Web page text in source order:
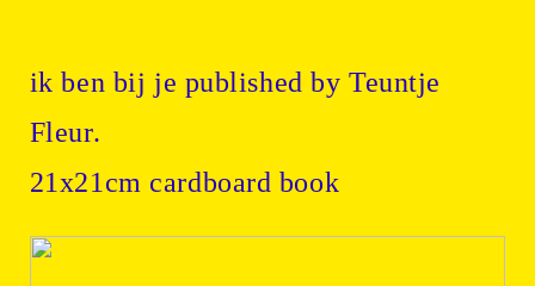
ik ben bij je published by Teuntje
Fleur.
21x21cm cardboard book